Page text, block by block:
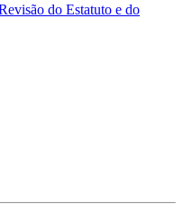
do Estatuto e do